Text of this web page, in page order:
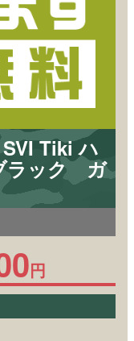
Tiki ハ
ラック ガ
円